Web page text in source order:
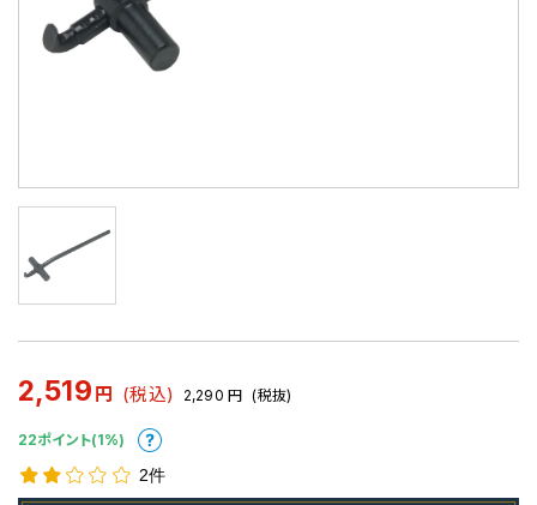
2,519 円 (税込) 2,290 円 (税抜)
22ポイント(1%)
2件